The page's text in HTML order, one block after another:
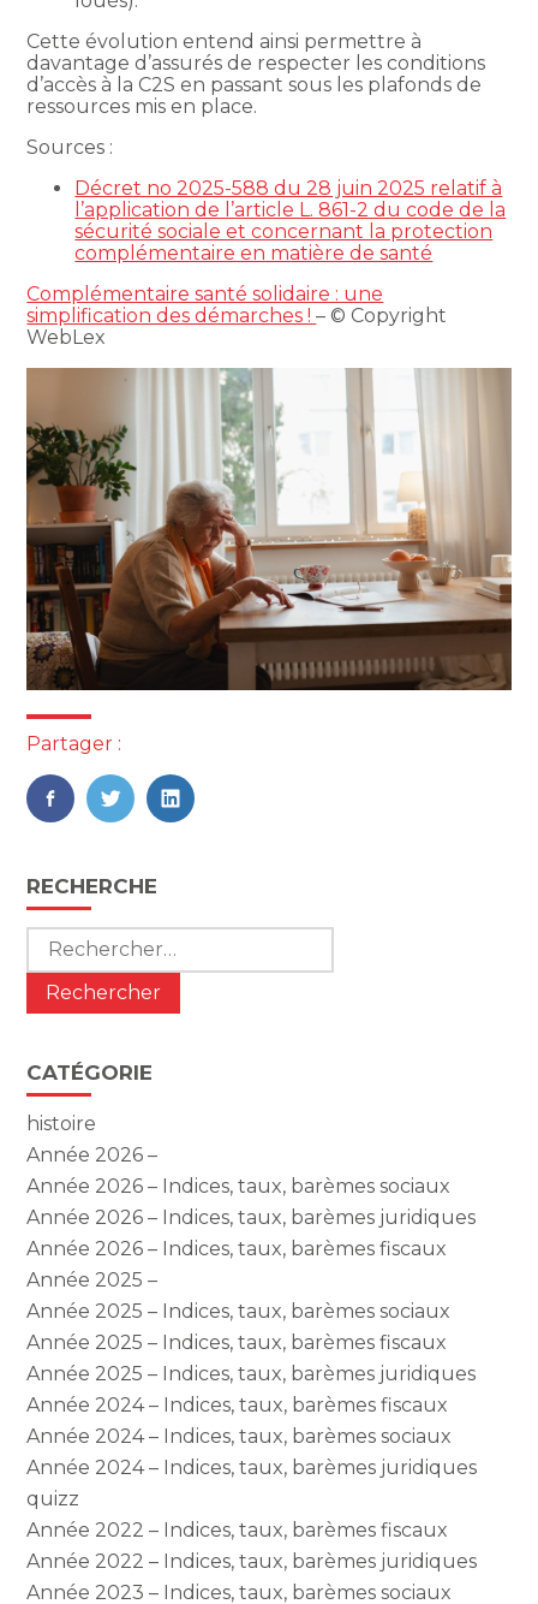
Cette évolution entend ainsi permettre à
davantage d’assurés de respecter les conditions
d’accès à la C2S en passant sous les plafonds de
ressources mis en place.
Sources :
Décret no 2025-588 du 28 juin 2025 relatif à
l’application de l’article L. 861-2 du code de la
sécurité sociale et concernant la protection
complémentaire en matière de santé
Complémentaire santé solidaire : une
simplification des démarches !– © Copyright
WebLex
Partager :
FaceBook
TwitterLinkedIn
Blog
sidebar
RECHERCHE
Rechercher :
CATÉGORIE
histoire
Année 2026 –
Année 2026 – Indices, taux, barèmes sociaux
Année 2026 – Indices, taux, barèmes juridiques
Année 2026 – Indices, taux, barèmes fiscaux
Année 2025 –
Année 2025 – Indices, taux, barèmes sociaux
Année 2025 – Indices, taux, barèmes fiscaux
Année 2025 – Indices, taux, barèmes juridiques
Année 2024 – Indices, taux, barèmes fiscaux
Année 2024 – Indices, taux, barèmes sociaux
Année 2024 – Indices, taux, barèmes juridiques
quizz
Année 2022 – Indices, taux, barèmes fiscaux
Année 2022 – Indices, taux, barèmes juridiques
Année 2023 – Indices, taux, barèmes sociaux